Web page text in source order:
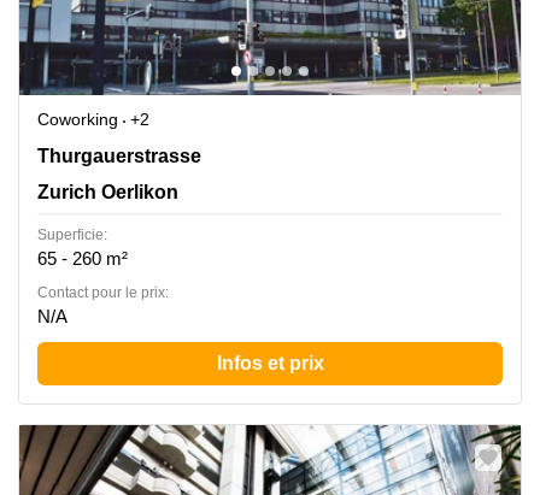
Coworking
+2
Thurgauerstrasse 117, Zurich Oerlikon
Thurgauerstrasse
Zurich Oerlikon
Superficie:
65 - 260 m²
Contact pour le prix:
N/A
Infos et prix